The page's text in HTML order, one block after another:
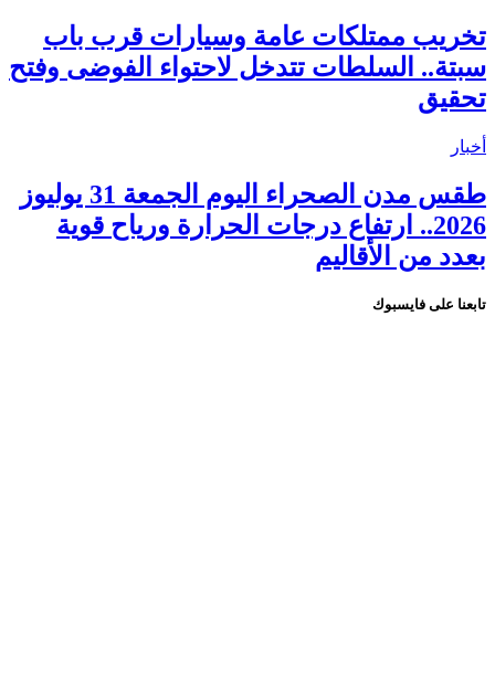
تخريب ممتلكات عامة وسيارات قرب باب
سبتة.. السلطات تتدخل لاحتواء الفوضى وفتح
تحقيق
أخبار
طقس مدن الصحراء اليوم الجمعة 31 يوليوز
2026.. ارتفاع درجات الحرارة ورياح قوية
بعدد من الأقاليم
تابعنا على فايسبوك